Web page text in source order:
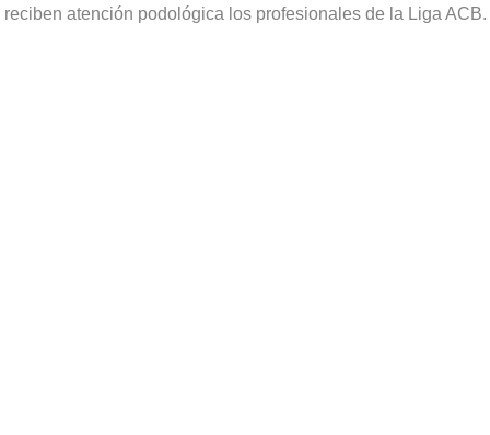
reciben atención podológica los profesionales de la Liga ACB.